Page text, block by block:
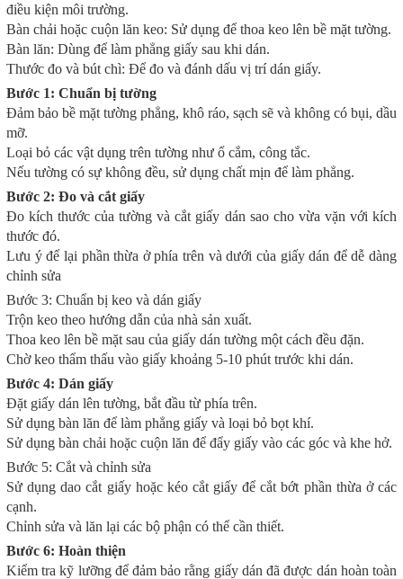
điều kiện môi trường.
Bàn chải hoặc cuộn lăn keo: Sử dụng để thoa keo lên bề mặt tường.
Bàn lăn: Dùng để làm phẳng giấy sau khi dán.
Thước đo và bút chì: Để đo và đánh dấu vị trí dán giấy.
Bước 1: Chuẩn bị tường
Đảm bảo bề mặt tường phẳng, khô ráo, sạch sẽ và không có bụi, dầu
mỡ.
Loại bỏ các vật dụng trên tường như ổ cắm, công tắc.
Nếu tường có sự không đều, sử dụng chất mịn để làm phẳng.
Bước 2: Đo và cắt giấy
Đo kích thước của tường và cắt giấy dán sao cho vừa vặn với kích
thước đó.
Lưu ý để lại phần thừa ở phía trên và dưới của giấy dán để dễ dàng
chỉnh sửa
Bước 3: Chuẩn bị keo và dán giấy
Trộn keo theo hướng dẫn của nhà sản xuất.
Thoa keo lên bề mặt sau của giấy dán tường một cách đều đặn.
Chờ keo thẩm thấu vào giấy khoảng 5-10 phút trước khi dán.
Bước 4: Dán giấy
Đặt giấy dán lên tường, bắt đầu từ phía trên.
Sử dụng bàn lăn để làm phẳng giấy và loại bỏ bọt khí.
Sử dụng bàn chải hoặc cuộn lăn để đẩy giấy vào các góc và khe hở.
Bước 5: Cắt và chỉnh sửa
Sử dụng dao cắt giấy hoặc kéo cắt giấy để cắt bớt phần thừa ở các
cạnh.
Chỉnh sửa và lăn lại các bộ phận có thể cần thiết.
Bước 6: Hoàn thiện
Kiểm tra kỹ lưỡng để đảm bảo rằng giấy dán đã được dán hoàn toàn